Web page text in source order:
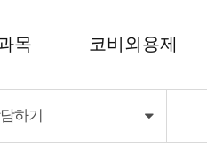
목 코비외용제
코비외용제
하기